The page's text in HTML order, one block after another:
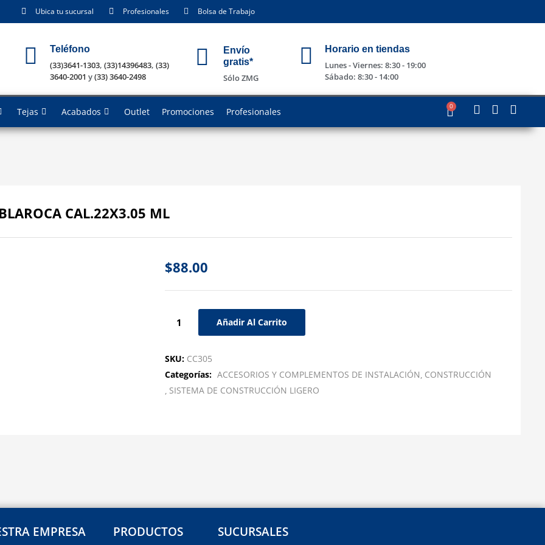
Ubica tu sucursal Profesionales Bolsa de Trabajo
Teléfono
(33)3641-1303, (33)14396483, (33)
3640-2001 y(33) 3640-2498
Envío
gratis*
Sólo ZMG
Horario en tiendas
Lunes - Viernes: 8:30 - 19:00
Sábado: 8:30 - 14:00
Tejas Acabados Outlet Promociones Profesionales 0
CAL.22X3.05 ML
$88.00
Añadir Al Carrito
SKU: CC305
Categorías: ACCESORIOS Y COMPLEMENTOS DE INSTALACIÓN CONSTRUCCIÓN
SISTEMA DE CONSTRUCCIÓN LIGERO
EMPRESA PRODUCTOS SUCURSALES